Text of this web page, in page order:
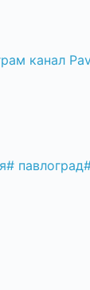
канал
# павлоград